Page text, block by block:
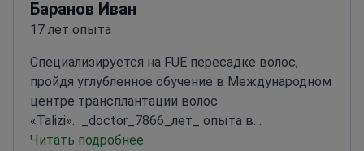
Баранов Иван
17 лет опыта
Специализируется на FUE пересадке волос,
пройдя углубленное обучение в Международном
центре трансплантации волос
«Talizi».
_doctor_7866_лет_ опыта в
восстановлении волос
Читать подробнее